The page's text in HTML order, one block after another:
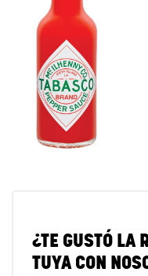
¿TE GUSTÓ LA
TUYA CON